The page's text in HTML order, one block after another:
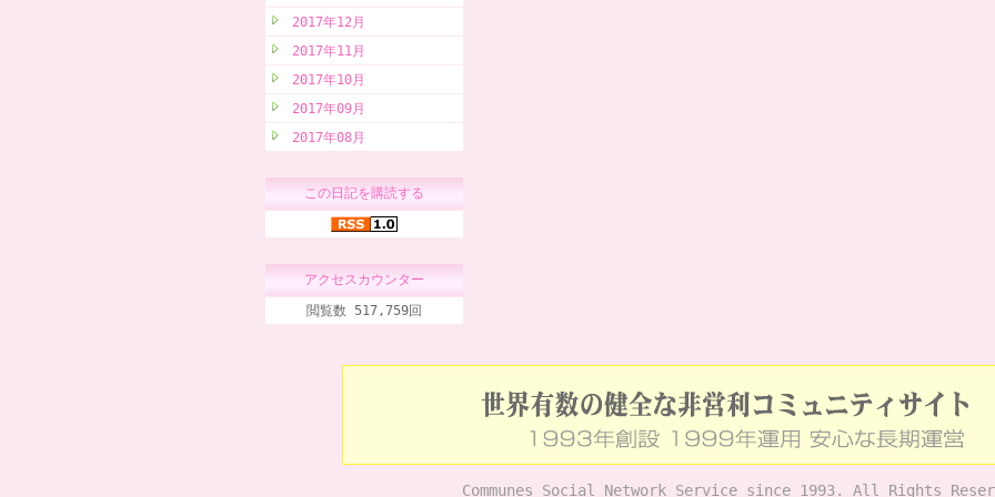
2017年12月
2017年11月
2017年10月
2017年09月
2017年08月
この日記を購読する
アクセスカウンター
閲覧数 517,759回
Communes Social Network Service since 1993. All Rights